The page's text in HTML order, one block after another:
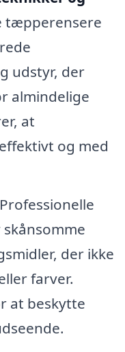
tæpperensere
udstyr, der
almindelige
at
og med
Professionelle
der ikke
farver.
at beskytte